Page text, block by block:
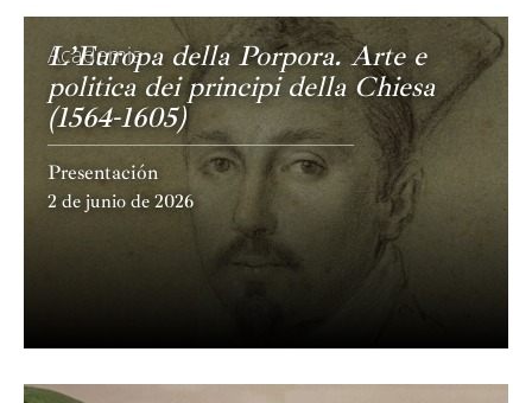
Academia
L’Europa della Porpora. Arte e
politica dei principi della Chiesa
(1564-1605)
Presentación
2 de junio de 2026